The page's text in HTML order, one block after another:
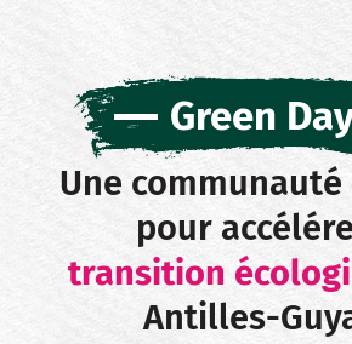
Green
Une communauté
pour
transition
Antilles-